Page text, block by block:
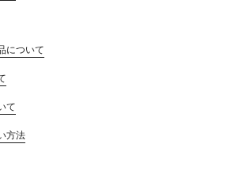
について
て
方法